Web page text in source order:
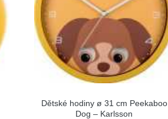
Dětské hodiny ø 31 cm Peekaboo
Dog – Karlsson